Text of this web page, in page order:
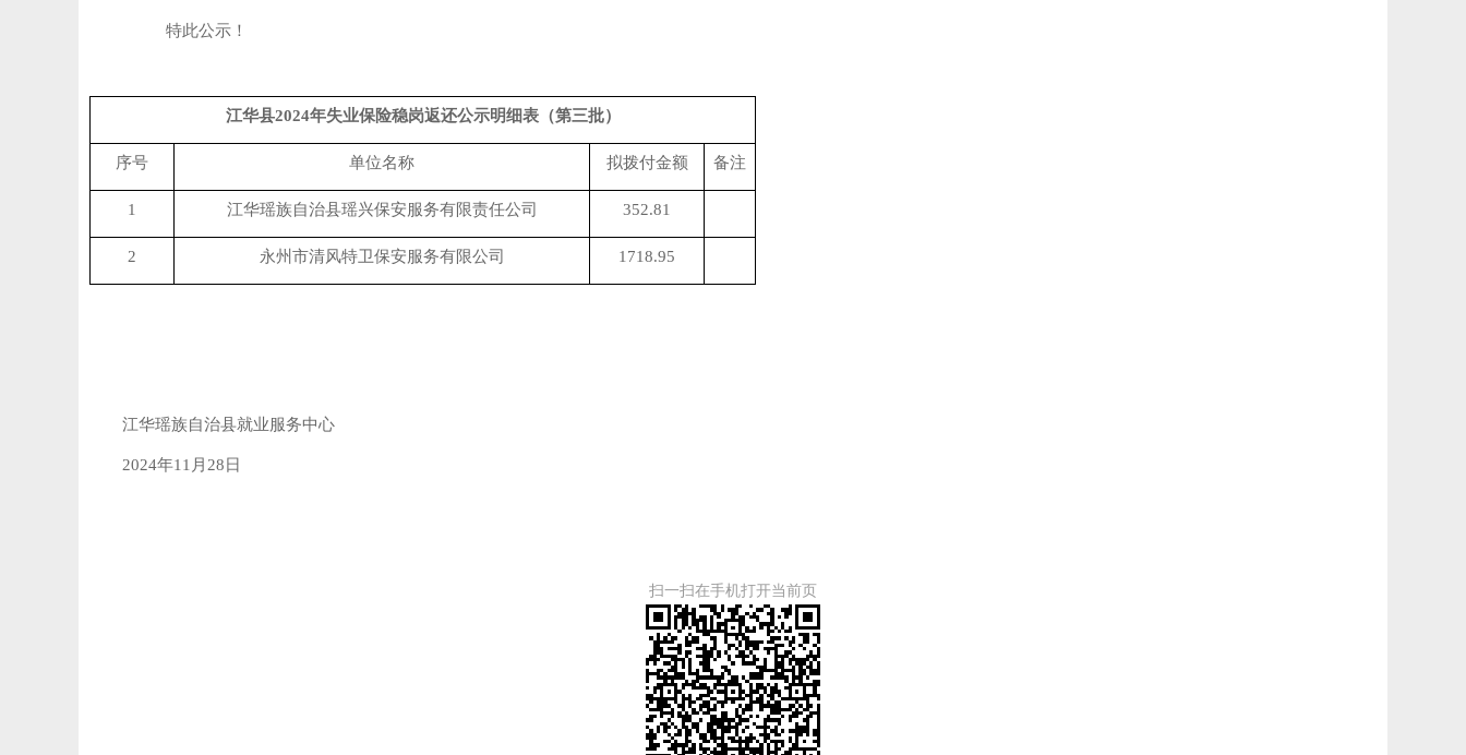
特此公示！
江华县2024年失业保险稳岗返还公示明细表（第三批）
序号 单位名称 拟拨付金额 备注
1 江华瑶族自治县瑶兴保安服务有限责任公司 352.81
2 永州市清风特卫保安服务有限公司 1718.95
江华瑶族自治县就业服务中心
2024年11月28日
扫一扫在手机打开当前页